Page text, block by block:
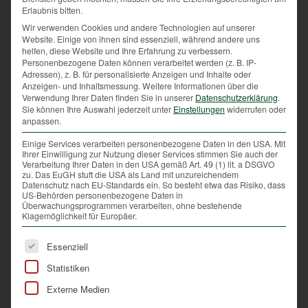
und mit mir leben und jagen will – was für eine
Bereicherung, aber auch eine riesige
Herausforderung!
Im heurigen August konnte ich einen kapitalen
Erntebock erlegen. Nach einigen spannenden
Ansitzen ließ mir der Bock mitten im
Sprenggeschehen für einen Moment die Möglichkeit,
ihm sicher einen Schuss anzutragen. Was für eine
Freude und tiefe Demut, als ich ihm den letzten
Bissen in den Äser legen konnte.
Auch einige schöne Gesellschaftsjagden durfte ich
mit meinen Jagd-Kameraden erleben. Dabei konnten
wir uns gemeinsam über unser schönes Jagdgebiet,
zufriedenstellende Strecken und brav arbeitende
Jagdhunde freuen.
Aber nicht nur die „großen jagdlichen Glanzlichter“,
die dieses Jahr hinterlassen hat, haben es zu einem
Erlaubnis bitten.
Wir verwenden Cookies und andere Technologien auf unserer
Website. Einige von ihnen sind essenziell, während andere uns
helfen, diese Website und Ihre Erfahrung zu verbessern.
Personenbezogene Daten können verarbeitet werden (z. B. IP-
Adressen), z. B. für personalisierte Anzeigen und Inhalte oder
Anzeigen- und Inhaltsmessung. Weitere Informationen über die
Verwendung Ihrer Daten finden Sie in unserer Datenschutzerklärung.
Sie können Ihre Auswahl jederzeit unter Einstellungen widerrufen oder
anpassen.
Einige Services verarbeiten personenbezogene Daten in den USA. Mit
Ihrer Einwilligung zur Nutzung dieser Services stimmen Sie auch der
Verarbeitung Ihrer Daten in den USA gemäß Art. 49 (1) lit. a DSGVO
zu. Das EuGH stuft die USA als Land mit unzureichendem
Datenschutz nach EU-Standards ein. So besteht etwa das Risiko, dass
US-Behörden personenbezogene Daten in
Überwachungsprogrammen verarbeiten, ohne bestehende
Klagemöglichkeit für Europäer.
Es folgt eine Liste der Service-Gruppen, für die eine
Essenziell
Statistiken
Externe Medien